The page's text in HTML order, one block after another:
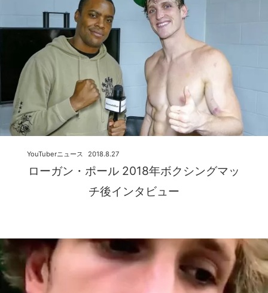
ローガン・ポール 2018年ボクシングマッ
チ後インタビュー
2018.8.27
YouTuberニュース